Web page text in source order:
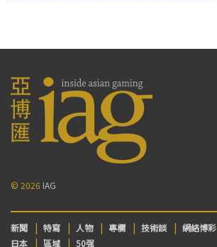
© 2026 IAG
新聞 特寫 人物 專欄 技術談 網絡博彩
日本
區域 50强